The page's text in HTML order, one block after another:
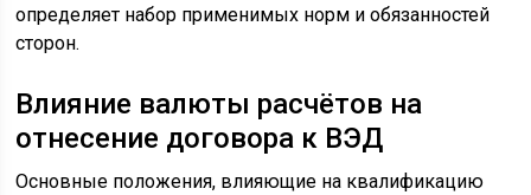
определяет набор применимых норм и обязанностей
сторон.
Влияние валюты расчётов на
отнесение договора к ВЭД
Основные положения, влияющие на квалификацию